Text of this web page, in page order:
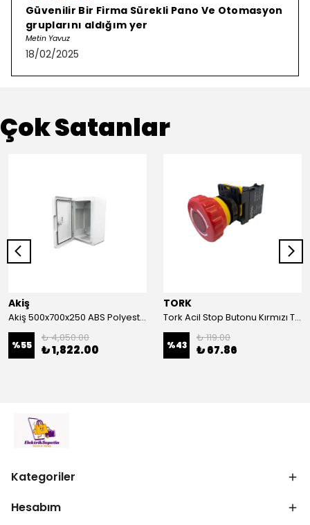
Güvenilir Bir Firma Sürekli Pano Ve Otomasyon
gruplarını aldığım yer
Metin Yavuz
18/02/2025
Çok Satanlar
Akiş
Akiş 500x700x250 ABS Polyester Pano | Duvar Pano | Plastik Elektrik Panosu
%55
₺ 4,050.00
₺ 1,822.00
TORK
Tork Acil Stop Butonu Kırmızı TRK-A3-01ZS Acil Durum Butonu | Kırmızı Mantar Tipi NC1
%43
₺ 119.00
₺ 67.86
Kategoriler
Hesabım